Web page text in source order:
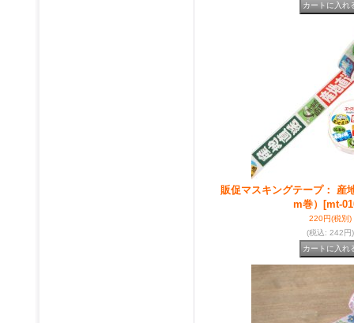
販促マスキングテープ： 産
m巻）
[mt-
220円(税別)
(税込: 242円)